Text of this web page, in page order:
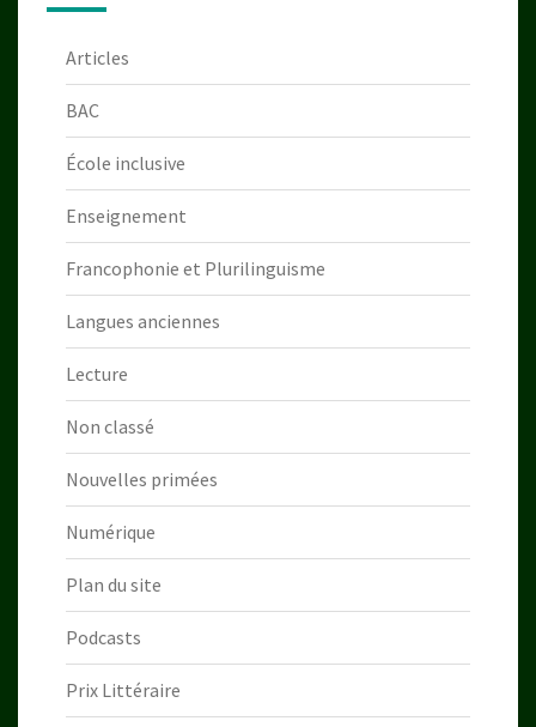
Articles
BAC
École inclusive
Enseignement
Francophonie et Plurilinguisme
Langues anciennes
Lecture
Non classé
Nouvelles primées
Numérique
Plan du site
Podcasts
Prix Littéraire